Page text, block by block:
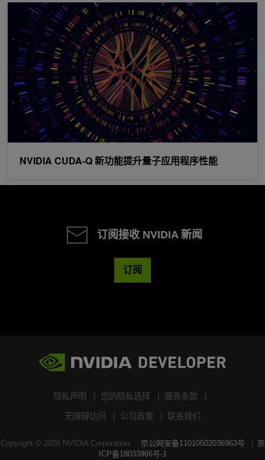
NVIDIA CUDA-Q 新功能提升量子应用程序性能
NVIDIA CUDA-Q 新功能提升量子应用程序性能
订阅接收 NVIDIA 新闻
订阅
隐私声明 您的隐私选择 服务条款
无障碍访问 公司政策 联系我们
Copyright © 2026NVIDIA Corporation 京公网安备11010502036963号
京
ICP备18033986号-1